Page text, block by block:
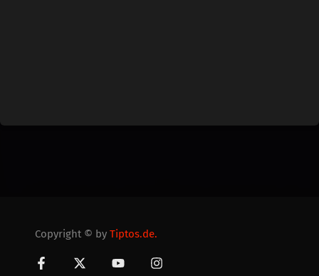
Copyright © by Tiptos.de.